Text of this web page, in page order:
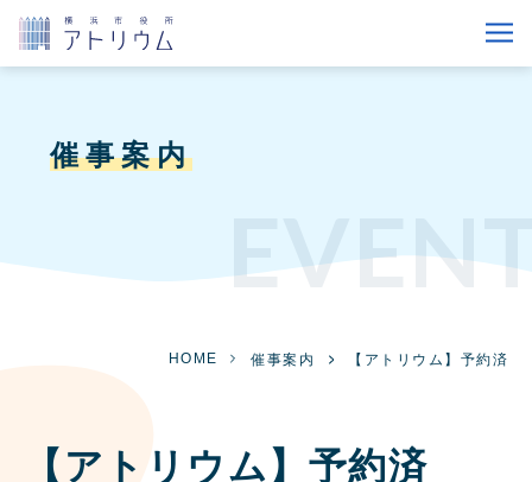
催事案内
HOME 催事案内 【アトリウム】予約済
【アトリウム】予約済